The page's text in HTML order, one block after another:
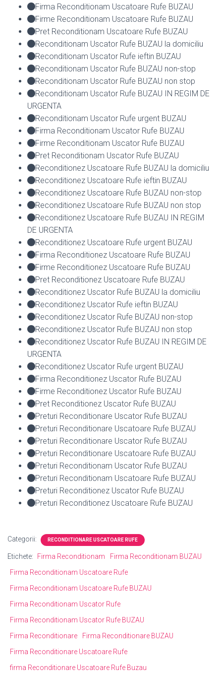
Firma Reconditionam Uscatoare Rufe BUZAU
Firme Reconditionam Uscatoare Rufe BUZAU
Pret Reconditionam Uscatoare Rufe BUZAU
Reconditionam Uscator Rufe BUZAU la domiciliu
Reconditionam Uscator Rufe ieftin BUZAU
Reconditionam Uscator Rufe BUZAU non-stop
Reconditionam Uscator Rufe BUZAU non stop
Reconditionam Uscator Rufe BUZAU IN REGIM DE
URGENTA
Reconditionam Uscator Rufe urgent BUZAU
Firma Reconditionam Uscator Rufe BUZAU
Firme Reconditionam Uscator Rufe BUZAU
Pret Reconditionam Uscator Rufe BUZAU
Reconditionez Uscatoare Rufe BUZAU la domiciliu
Reconditionez Uscatoare Rufe ieftin BUZAU
Reconditionez Uscatoare Rufe BUZAU non-stop
Reconditionez Uscatoare Rufe BUZAU non stop
Reconditionez Uscatoare Rufe BUZAU IN REGIM
DE URGENTA
Reconditionez Uscatoare Rufe urgent BUZAU
Firma Reconditionez Uscatoare Rufe BUZAU
Firme Reconditionez Uscatoare Rufe BUZAU
Pret Reconditionez Uscatoare Rufe BUZAU
Reconditionez Uscator Rufe BUZAU la domiciliu
Reconditionez Uscator Rufe ieftin BUZAU
Reconditionez Uscator Rufe BUZAU non-stop
Reconditionez Uscator Rufe BUZAU non stop
Reconditionez Uscator Rufe BUZAU IN REGIM DE
URGENTA
Reconditionez Uscator Rufe urgent BUZAU
Firma Reconditionez Uscator Rufe BUZAU
Firme Reconditionez Uscator Rufe BUZAU
Pret Reconditionez Uscator Rufe BUZAU
Preturi Reconditionare Uscator Rufe BUZAU
Preturi Reconditionare Uscatoare Rufe BUZAU
Preturi Reconditionare Uscator Rufe BUZAU
Preturi Reconditionare Uscatoare Rufe BUZAU
Preturi Reconditionam Uscator Rufe BUZAU
Preturi Reconditionam Uscatoare Rufe BUZAU
Preturi Reconditionez Uscator Rufe BUZAU
Preturi Reconditionez Uscatoare Rufe BUZAU
Categorii: RECONDITIONARE USCATOARE RUFE
Etichete: Firma Reconditionam
Firma Reconditionam BUZAU
Firma Reconditionam Uscatoare Rufe
Firma Reconditionam Uscatoare Rufe BUZAU
Firma Reconditionam Uscator Rufe
Firma Reconditionam Uscator Rufe BUZAU
Firma Reconditionare
Firma Reconditionare BUZAU
Firma Reconditionare Uscatoare Rufe
firma Reconditionare Uscatoare Rufe Buzau